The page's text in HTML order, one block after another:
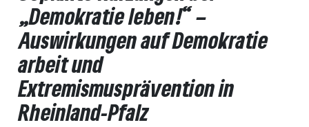
„Demokratie leben!“ –
Auswirkungen auf Demokratie
arbeit und
Extremismusprävention in
Rheinland-Pfalz